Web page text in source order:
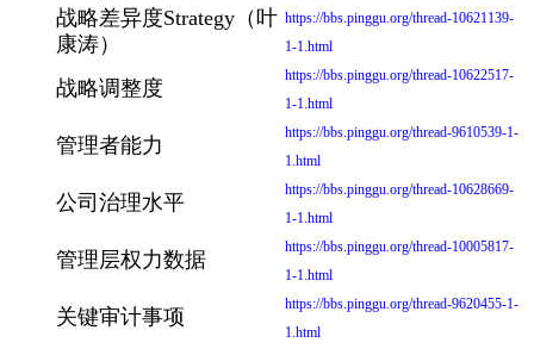
战略差异度Strategy（叶
康涛）
https://bbs.pinggu.org/thread-10621139-
1-1.html
战略调整度
https://bbs.pinggu.org/thread-10622517-
1-1.html
管理者能力
https://bbs.pinggu.org/thread-9610539-1-
1.html
公司治理水平
https://bbs.pinggu.org/thread-10628669-
1-1.html
管理层权力数据
https://bbs.pinggu.org/thread-10005817-
1-1.html
关键审计事项
https://bbs.pinggu.org/thread-9620455-1-
1.html